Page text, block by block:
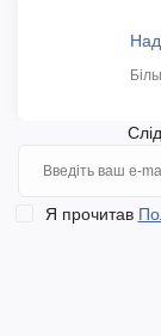
Я прочитав